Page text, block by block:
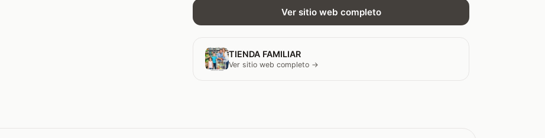
Ver sitio web completo
TIENDA FAMILIAR
Ver sitio web completo →